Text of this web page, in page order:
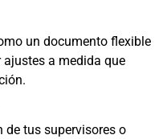
un documento flexible
ajustes a medida que
de tus supervisores o